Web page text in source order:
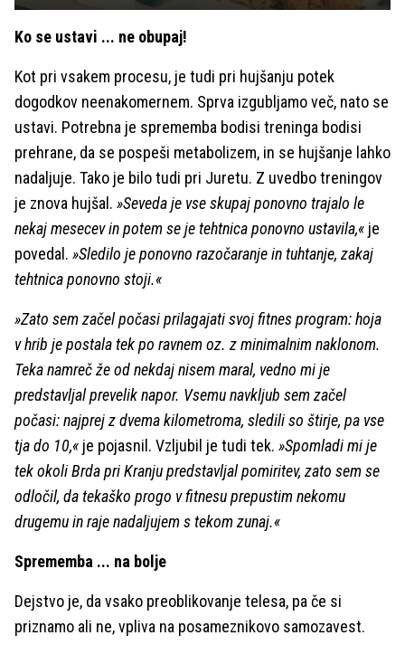
Ko se ustavi ... ne obupaj!
Kot pri vsakem procesu, je tudi pri hujšanju potek
dogodkov neenakomernem. Sprva izgubljamo več, nato se
ustavi. Potrebna je sprememba bodisi treninga bodisi
prehrane, da se pospeši metabolizem, in se hujšanje lahko
nadaljuje. Tako je bilo tudi pri Juretu. Z uvedbo treningov
je znova hujšal. »Seveda je vse skupaj ponovno trajalo le
nekaj mesecev in potem se je tehtnica ponovno ustavila,« je
povedal. »Sledilo je ponovno razočaranje in tuhtanje, zakaj
tehtnica ponovno stoji.«
»Zato sem začel počasi prilagajati svoj fitnes program: hoja
v hrib je postala tek po ravnem oz. z minimalnim naklonom.
Teka namreč že od nekdaj nisem maral, vedno mi je
predstavljal prevelik napor. Vsemu navkljub sem začel
počasi: najprej z dvema kilometroma, sledili so štirje, pa vse
tja do 10,« je pojasnil. Vzljubil je tudi tek. »Spomladi mi je
tek okoli Brda pri Kranju predstavljal pomiritev, zato sem se
odločil, da tekaško progo v fitnesu prepustim nekomu
drugemu in raje nadaljujem s tekom zunaj.«
Sprememba ... na bolje
Dejstvo je, da vsako preoblikovanje telesa, pa če si
priznamo ali ne, vpliva na posameznikovo samozavest.